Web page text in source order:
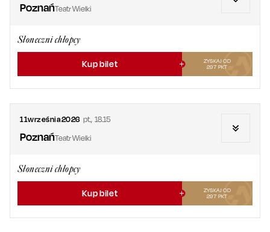
PoznańTeatr Wielki
Słoneczni chłopcy
Kup bilet
ZYSKAJ OD
297 PKT
11września2026 pt., 18.15
PoznańTeatr Wielki
Słoneczni chłopcy
Kup bilet
ZYSKAJ OD
297 PKT